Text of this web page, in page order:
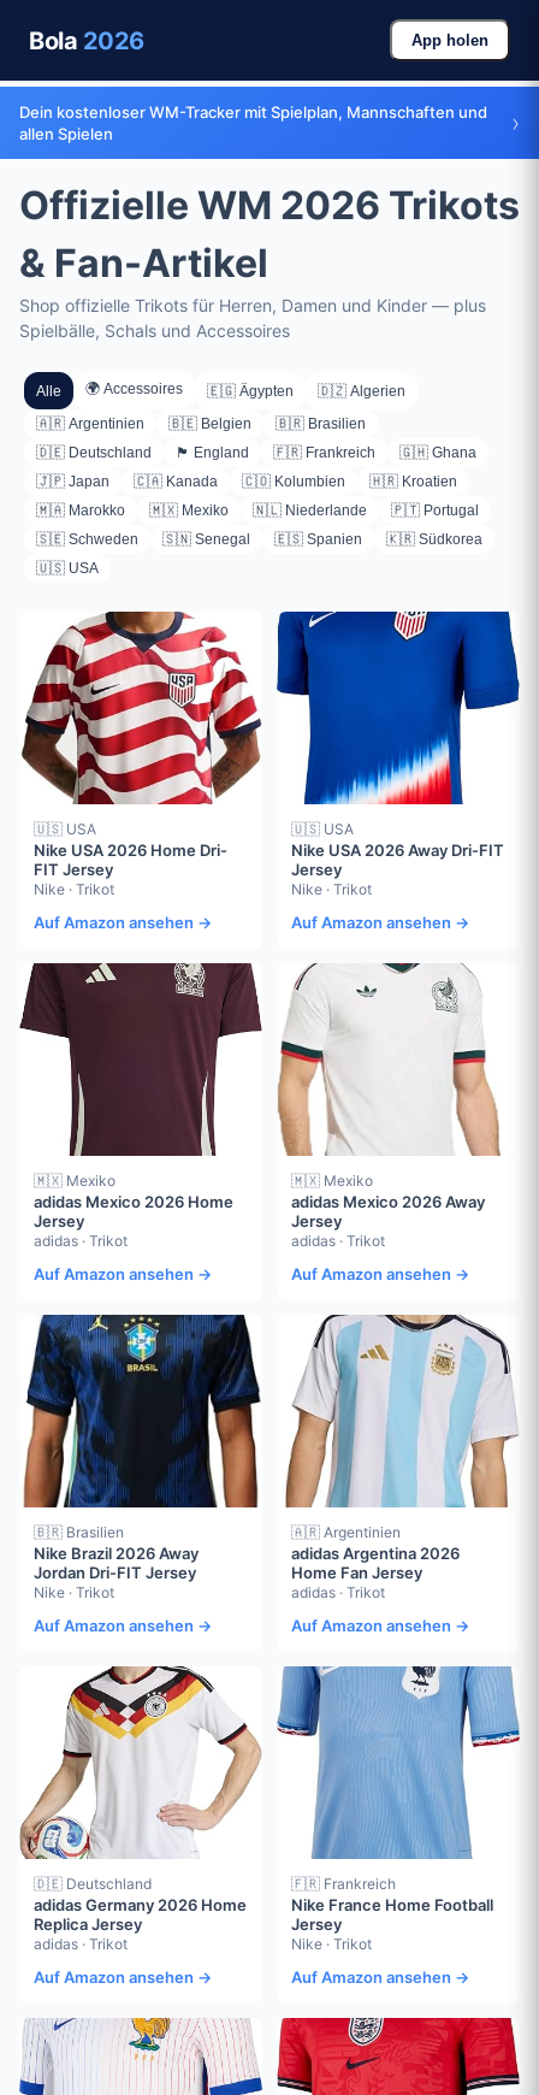
Bola 2026 App holen
Dein kostenloser WM-Tracker mit Spielplan, Mannschaften und
allen Spielen
›
Offizielle WM 2026 Trikots
& Fan-Artikel
Shop offizielle Trikots für Herren, Damen und Kinder — plus
Spielbälle, Schals und Accessoires
Alle 🌍 Accessoires 🇪🇬 Ägypten
🇩🇿 Algerien
🇦🇷 Argentinien
🇧🇪 Belgien
🇧🇷 Brasilien
🇩🇪 Deutschland
🏴󠁧󠁢󠁥󠁮󠁧󠁿 England 🇫🇷 Frankreich
🇬🇭 Ghana
🇯🇵 Japan
🇨🇦 Kanada 🇨🇴 Kolumbien
🇭🇷 Kroatien
🇲🇦 Marokko
🇲🇽 Mexiko 🇳🇱 Niederlande
🇵🇹 Portugal
🇸🇪 Schweden
🇸🇳 Senegal 🇪🇸 Spanien
🇰🇷 Südkorea
🇺🇸 USA
🇺🇸 USA
Nike USA 2026 Home Dri-
FIT Jersey
Nike · Trikot
Auf Amazon ansehen →
🇺🇸 USA
Nike USA 2026 Away Dri-FIT
Jersey
Nike · Trikot
Auf Amazon ansehen →
🇲🇽 Mexiko
adidas Mexico 2026 Home
Jersey
adidas · Trikot
Auf Amazon ansehen →
🇲🇽 Mexiko
adidas Mexico 2026 Away
Jersey
adidas · Trikot
Auf Amazon ansehen →
🇧🇷 Brasilien
Nike Brazil 2026 Away
Jordan Dri-FIT Jersey
Nike · Trikot
Auf Amazon ansehen →
🇦🇷 Argentinien
adidas Argentina 2026
Home Fan Jersey
adidas · Trikot
Auf Amazon ansehen →
🇩🇪 Deutschland
adidas Germany 2026 Home
Replica Jersey
adidas · Trikot
Auf Amazon ansehen →
🇫🇷 Frankreich
Nike France Home Football
Jersey
Nike · Trikot
Auf Amazon ansehen →